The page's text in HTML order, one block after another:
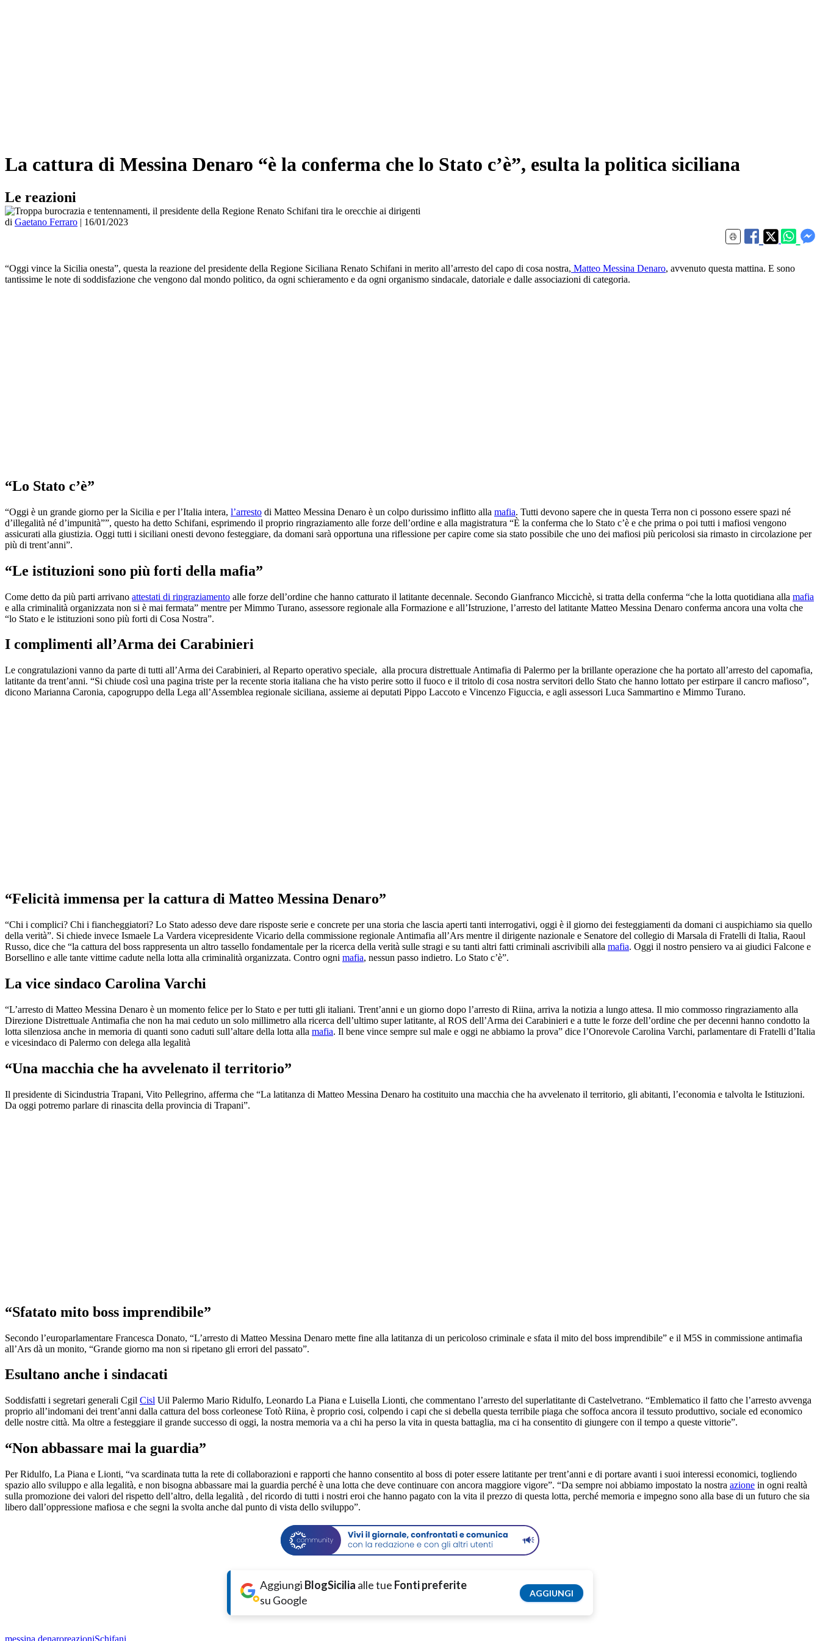
La cattura di Messina Denaro “è la conferma che lo Stato c’è”, esulta la politica siciliana
Le reazioni
di Gaetano Ferraro | 16/01/2023
“Oggi vince la Sicilia onesta”, questa la reazione del presidente della Regione Siciliana Renato Schifani in merito all’arresto del capo di cosa nostra, Matteo Messina Denaro, avvenuto questa mattina. E sono
tantissime le note di soddisfazione che vengono dal mondo politico, da ogni schieramento e da ogni organismo sindacale, datoriale e dalle associazioni di categoria.
“Lo Stato c’è”
“Oggi è un grande giorno per la Sicilia e per l’Italia intera, l’arresto di Matteo Messina Denaro è un colpo durissimo inflitto alla mafia. Tutti devono sapere che in questa Terra non ci possono essere spazi né
d’illegalità né d’impunità””, questo ha detto Schifani, esprimendo il proprio ringraziamento alle forze dell’ordine e alla magistratura “È la conferma che lo Stato c’è e che prima o poi tutti i mafiosi vengono
assicurati alla giustizia. Oggi tutti i siciliani onesti devono festeggiare, da domani sarà opportuna una riflessione per capire come sia stato possibile che uno dei mafiosi più pericolosi sia rimasto in circolazione per
più di trent’anni”.
“Le istituzioni sono più forti della mafia”
Come detto da più parti arrivano attestati di ringraziamento alle forze dell’ordine che hanno catturato il latitante decennale. Secondo Gianfranco Miccichè, si tratta della conferma “che la lotta quotidiana alla mafia
e alla criminalità organizzata non si è mai fermata” mentre per Mimmo Turano, assessore regionale alla Formazione e all’Istruzione, l’arresto del latitante Matteo Messina Denaro conferma ancora una volta che
“lo Stato e le istituzioni sono più forti di Cosa Nostra”.
I complimenti all’Arma dei Carabinieri
Le congratulazioni vanno da parte di tutti all’Arma dei Carabinieri, al Reparto operativo speciale, alla procura distrettuale Antimafia di Palermo per la brillante operazione che ha portato all’arresto del capomafia,
latitante da trent’anni. “Si chiude così una pagina triste per la recente storia italiana che ha visto perire sotto il fuoco e il tritolo di cosa nostra servitori dello Stato che hanno lottato per estirpare il cancro mafioso”,
dicono Marianna Caronia, capogruppo della Lega all’Assemblea regionale siciliana, assieme ai deputati Pippo Laccoto e Vincenzo Figuccia, e agli assessori Luca Sammartino e Mimmo Turano.
“Felicità immensa per la cattura di Matteo Messina Denaro”
“Chi i complici? Chi i fiancheggiatori? Lo Stato adesso deve dare risposte serie e concrete per una storia che lascia aperti tanti interrogativi, oggi è il giorno dei festeggiamenti da domani ci auspichiamo sia quello
della verità”. Si chiede invece Ismaele La Vardera vicepresidente Vicario della commissione regionale Antimafia all’Ars mentre il dirigente nazionale e Senatore del collegio di Marsala di Fratelli di Italia, Raoul
Russo, dice che “la cattura del boss rappresenta un altro tassello fondamentale per la ricerca della verità sulle stragi e su tanti altri fatti criminali ascrivibili alla mafia. Oggi il nostro pensiero va ai giudici Falcone e
Borsellino e alle tante vittime cadute nella lotta alla criminalità organizzata. Contro ogni mafia, nessun passo indietro. Lo Stato c’è”.
La vice sindaco Carolina Varchi
“L’arresto di Matteo Messina Denaro è un momento felice per lo Stato e per tutti gli italiani. Trent’anni e un giorno dopo l’arresto di Riina, arriva la notizia a lungo attesa. Il mio commosso ringraziamento alla
Direzione Distrettuale Antimafia che non ha mai ceduto un solo millimetro alla ricerca dell’ultimo super latitante, al ROS dell’Arma dei Carabinieri e a tutte le forze dell’ordine che per decenni hanno condotto la
lotta silenziosa anche in memoria di quanti sono caduti sull’altare della lotta alla mafia. Il bene vince sempre sul male e oggi ne abbiamo la prova” dice l’Onorevole Carolina Varchi, parlamentare di Fratelli d’Italia
e vicesindaco di Palermo con delega alla legalità
“Una macchia che ha avvelenato il territorio”
Il presidente di Sicindustria Trapani, Vito Pellegrino, afferma che “La latitanza di Matteo Messina Denaro ha costituito una macchia che ha avvelenato il territorio, gli abitanti, l’economia e talvolta le Istituzioni.
Da oggi potremo parlare di rinascita della provincia di Trapani”.
“Sfatato mito boss imprendibile”
Secondo l’europarlamentare Francesca Donato, “L’arresto di Matteo Messina Denaro mette fine alla latitanza di un pericoloso criminale e sfata il mito del boss imprendibile” e il M5S in commissione antimafia
all’Ars dà un monito, “Grande giorno ma non si ripetano gli errori del passato”.
Esultano anche i sindacati
Soddisfatti i segretari generali Cgil Cisl Uil Palermo Mario Ridulfo, Leonardo La Piana e Luisella Lionti, che commentano l’arresto del superlatitante di Castelvetrano. “Emblematico il fatto che l’arresto avvenga
proprio all’indomani dei trent’anni dalla cattura del boss corleonese Totò Riina, è proprio cosi, colpendo i capi che si debella questa terribile piaga che soffoca ancora il tessuto produttivo, sociale ed economico
delle nostre città. Ma oltre a festeggiare il grande successo di oggi, la nostra memoria va a chi ha perso la vita in questa battaglia, ma ci ha consentito di giungere con il tempo a queste vittorie”.
“Non abbassare mai la guardia”
Per Ridulfo, La Piana e Lionti, “va scardinata tutta la rete di collaborazioni e rapporti che hanno consentito al boss di poter essere latitante per trent’anni e di portare avanti i suoi interessi economici, togliendo
spazio allo sviluppo e alla legalità, e non bisogna abbassare mai la guardia perché è una lotta che deve continuare con ancora maggiore vigore”. “Da sempre noi abbiamo impostato la nostra azione in ogni realtà
sulla promozione dei valori del rispetto dell’altro, della legalità , del ricordo di tutti i nostri eroi che hanno pagato con la vita il prezzo di questa lotta, perché memoria e impegno sono alla base di un futuro che sia
libero dall’oppressione mafiosa e che segni la svolta anche dal punto di vista dello sviluppo”.
Aggiungi BlogSicilia alle tue Fonti preferite
su Google
AGGIUNGI